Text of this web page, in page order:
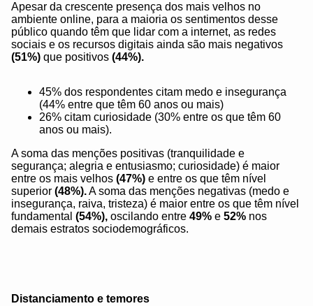
Apesar da crescente presença dos mais velhos no
ambiente online, para a maioria os sentimentos desse
público quando têm que lidar com a internet, as redes
sociais e os recursos digitais ainda são mais negativos
(51%) que positivos (44%).
45% dos respondentes citam medo e insegurança
(44% entre que têm 60 anos ou mais)
26% citam curiosidade (30% entre os que têm 60
anos ou mais).
A soma das menções positivas (tranquilidade e
segurança; alegria e entusiasmo; curiosidade) é maior
entre os mais velhos (47%) e entre os que têm nível
superior (48%).A soma das menções negativas (medo e
insegurança, raiva, tristeza) é maior entre os que têm nível
fundamental (54%), oscilando entre 49% e 52% nos
demais estratos sociodemográficos.
Distanciamento e temores